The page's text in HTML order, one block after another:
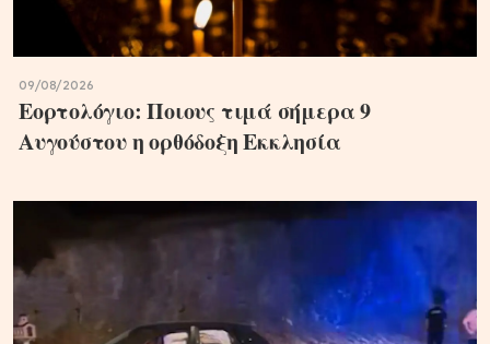
09/08/2026
Εορτολόγιο: Ποιους τιμά σήμερα 9
Αυγούστου η ορθόδοξη Εκκλησία